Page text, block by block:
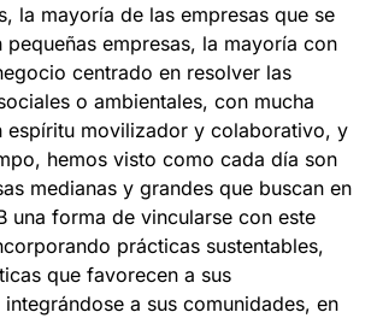
la mayoría de las empresas que se
pequeñas empresas, la mayoría con
centrado en resolver las
o ambientales, con mucha
espíritu movilizador y colaborativo, y
hemos visto como cada día son
medianas y grandes que buscan en
una forma de vincularse con este
prácticas sustentables,
que favorecen a sus
a sus comunidades, en